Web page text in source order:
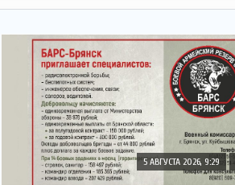
5 АВГУСТА 2026, 9:29